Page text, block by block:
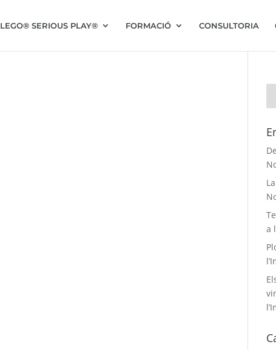
LEGO® SERIOUS PLAY® FORMACIÓ CONSULTORIA
a